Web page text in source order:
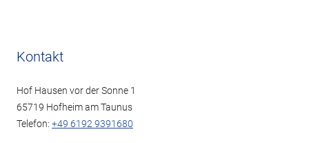
Kontakt
Hof Hausen vor der Sonne 1
65719 Hofheim am Taunus
Telefon: +49 6192 9391680